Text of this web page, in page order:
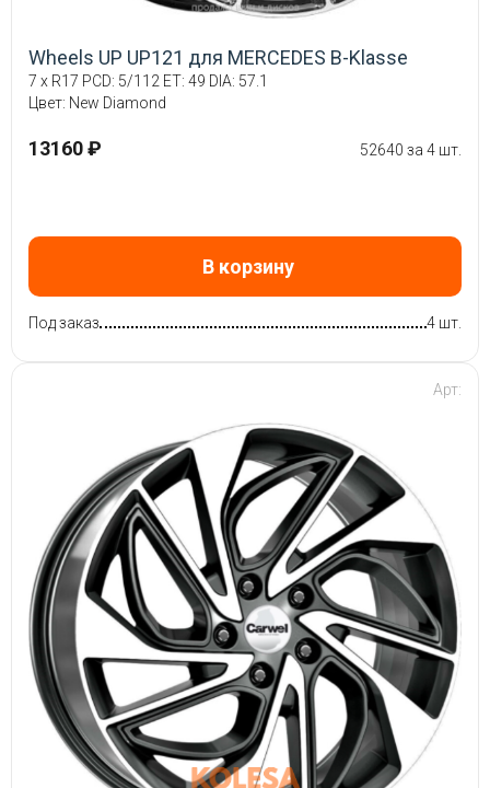
Wheels UP UP121 для MERCEDES B-Klasse
7 x R17 PCD: 5/112 ET: 49 DIA: 57.1
Цвет: New Diamond
13160 ₽ 52640 за 4 шт.
В корзину
Под заказ 4 шт.
Арт: